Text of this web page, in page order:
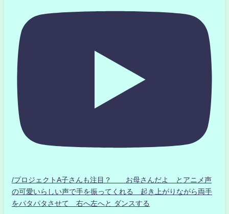
/プロジェクトA子さんも注目？ お母さんだよ とアニメ声
の可愛いらしい声で手を振ってくれる 起き上がりながら両手
をパタパタさせて 右へ左へと ダンスする